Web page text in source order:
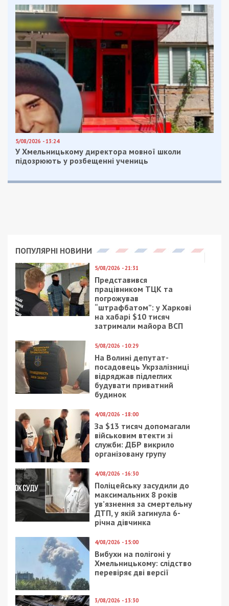
5/08/2026 - 13:24
У Хмельницькому директора мовної школи
підозрюють у розбещенні учениць
ПОПУЛЯРНІ НОВИНИ
5/08/2026 - 21:31
Представився
працівником ТЦК та
погрожував
“штрафбатом”: у Харкові
на хабарі $10 тисяч
затримали майора ВСП
5/08/2026 - 10:29
На Волині депутат-
посадовець Укрзалізниці
відряджав підлеглих
будувати приватний
будинок
4/08/2026 - 18:00
За $13 тисяч допомагали
військовим втекти зі
служби: ДБР викрило
організовану групу
4/08/2026 - 16:30
Поліцейську засудили до
максимальних 8 років
ув’язнення за смертельну
ДТП, у якій загинула 6-
річна дівчинка
4/08/2026 - 15:00
Вибухи на полігоні у
Хмельницькому: слідство
перевіряє дві версії
3/08/2026 - 13:30